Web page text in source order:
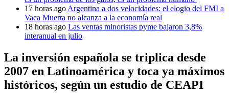
17 horas ago Argentina a dos velocidades: el elogio del FMI a
Vaca Muerta no alcanza a la economía real
18 horas ago Las ventas minoristas pyme bajaron 3,8%
interanual en julio
La inversión española se triplica desde
2007 en Latinoamérica y toca ya máximos
históricos, según un estudio de CEAPI